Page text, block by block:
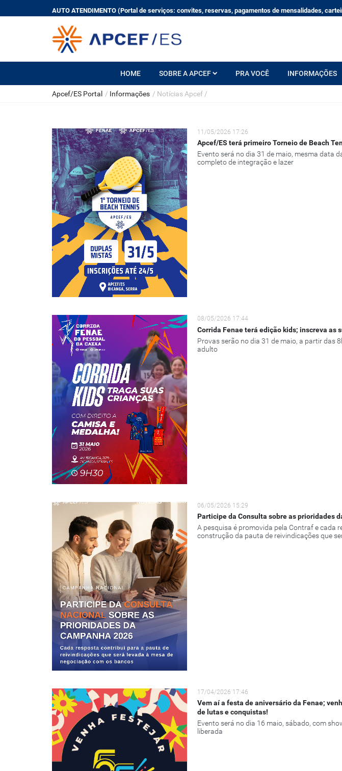
AUTO ATENDIMENTO (Portal de serviços: convites, reservas, pagamentos de mensalidades,
HOME SOBRE A APCEF PRA VOCÊ INFORMAÇÕES
Apcef/ES Portal / Informações / Notícias Apcef /
11/05/2026 17:26
Apcef/ES terá primeiro Torneio de Beach
Evento será no dia 31 de maio, mesma data
completo de integração e lazer
08/05/2026 17:44
Corrida Fenae terá edição kids; inscreva as
Provas serão no dia 31 de maio, a partir das
adulto
06/05/2026 15:29
Participe da Consulta sobre as prioridades
A pesquisa é promovida pela Contraf e cada
construção da pauta de reivindicações que
17/04/2026 17:46
Vem aí a festa de aniversário da Fenae;
de lutas e conquistas!
Evento será no dia 16 maio, sábado, com
liberada